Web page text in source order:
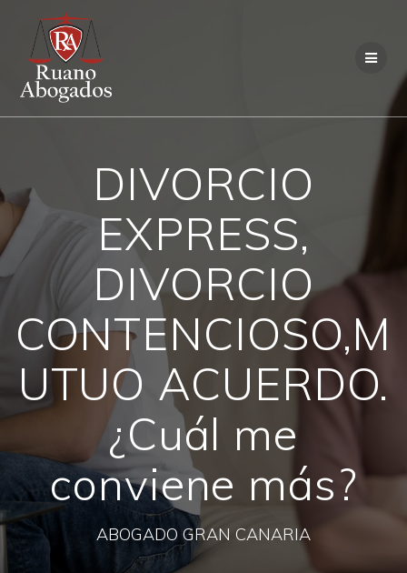
DIVORCIO
EXPRESS,
DIVORCIO
CONTENCIOSO,M
UTUO ACUERDO.
¿Cuál me
conviene más?
ABOGADO GRAN CANARIA